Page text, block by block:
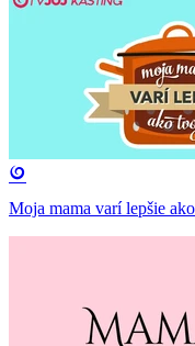
Moja mama varí lepšie